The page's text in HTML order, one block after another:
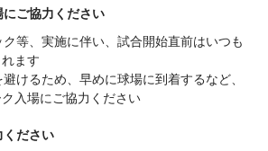
ご協力ください
等、実施に伴い、試合開始直前はいつも
ます
けるため、早めに球場に到着するなど、
入場にご協力ください
ださい